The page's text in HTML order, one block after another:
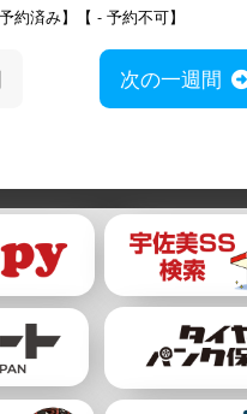
約済み】【 - 予約不可】
次の一週間